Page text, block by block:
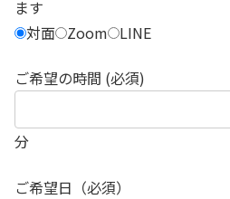
ます
対面 Zoom LINE
ご希望の時間 (必須)
分
ご希望日（必須）